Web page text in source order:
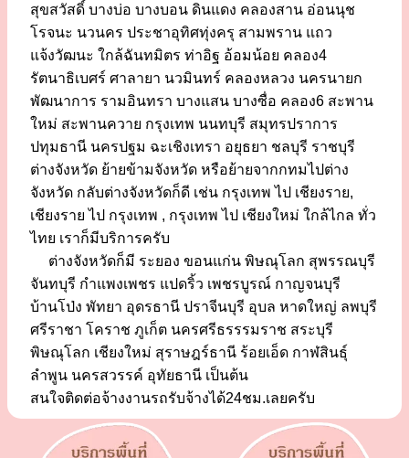
สุขสวัสดิ์ บางบ่อ บางบอน ดินแดง คลองสาน อ่อนนุช
โรจนะ นวนคร ประชาอุทิศทุ่งครุ สามพราน แถว
แจ้งวัฒนะ ใกล้ฉันทมิตร ท่าอิฐ อ้อมน้อย คลอง4
รัตนาธิเบศร์ ศาลายา นวมินทร์ คลองหลวง นครนายก
พัฒนาการ รามอินทรา บางแสน บางซื่อ คลอง6 สะพาน
ใหม่ สะพานควาย กรุงเทพ นนทบุรี สมุทรปราการ
ปทุมธานี นครปฐม ฉะเชิงเทรา อยุธยา ชลบุรี ราชบุรี
ต่างจังหวัด ย้ายข้ามจังหวัด หรือย้ายจากกทมไปต่าง
จังหวัด กลับต่างจังหวัดก็ดี เช่น กรุงเทพ ไป เชียงราย,
เชียงราย ไป กรุงเทพ , กรุงเทพ ไป เชียงใหม่ ใกล้ไกล ทั่ว
ไทย เราก็มีบริการครับ
ต่างจังหวัดก็มี ระยอง ขอนแก่น พิษณุโลก สุพรรณบุรี
จันทบุรี กำแพงเพชร แปดริ้ว เพชรบูรณ์ กาญจนบุรี
บ้านโป่ง พัทยา อุดรธานี ปราจีนบุรี อุบล หาดใหญ่ ลพบุรี
ศรีราชา โคราช ภูเก็ต นครศรีธรรรมราช สระบุรี
พิษณุโลก เชียงใหม่ สุราษฎร์ธานี ร้อยเอ็ด กาฬสินธุ์
ลำพูน นครสวรรค์ อุทัยธานี เป็นต้น
สนใจติดต่อจ้างงานรถรับจ้างได้24ชม.เลยครับ